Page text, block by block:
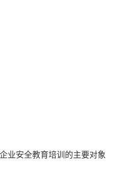
业安全教育培训的主要对象